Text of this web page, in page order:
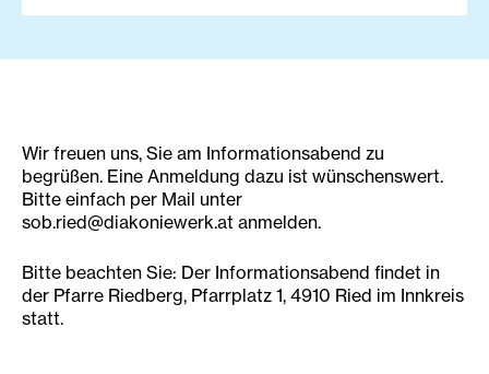
Wir freuen uns, Sie am Informationsabend zu
begrüßen. Eine Anmeldung dazu ist wünschenswert.
Bitte einfach per Mail unter
sob.ried@diakoniewerk.at anmelden.
Bitte beachten Sie: Der Informationsabend findet in
der Pfarre Riedberg, Pfarrplatz 1, 4910 Ried im Innkreis
statt.